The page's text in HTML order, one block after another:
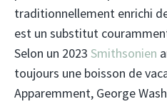
traditionnellement enrichi
est un substitut
Selon un 2023 Smithsonien
toujours une boisson de
Apparemment, George